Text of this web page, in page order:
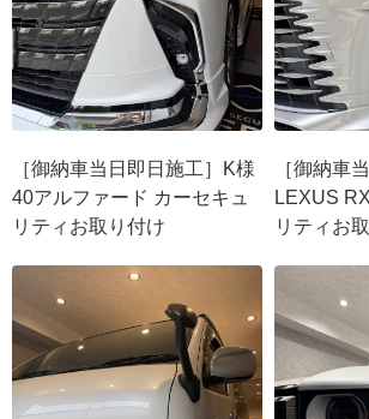
［御納車当日即日施工］K様
40アルファード カーセキュ
リティお取り付け
［御納車
LEXUS
リティお